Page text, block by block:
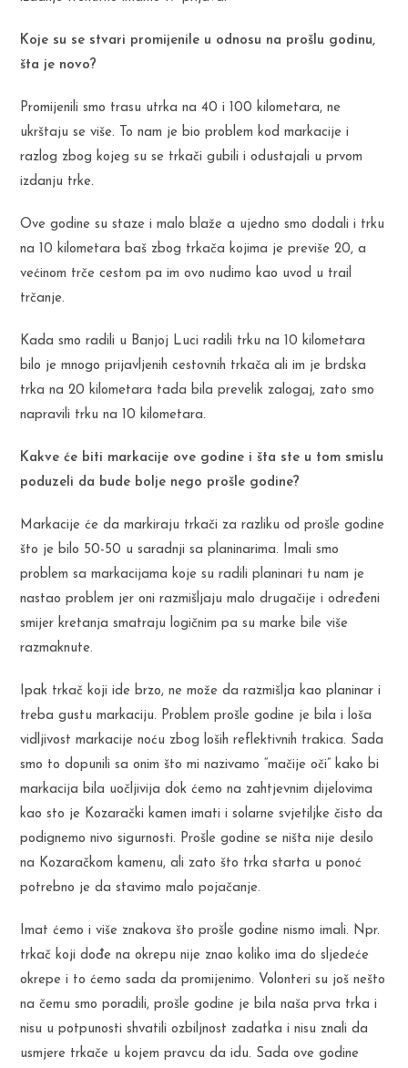
Koje su se stvari promijenile u odnosu na prošlu godinu,
šta je novo?
Promijenili smo trasu utrka na 40 i 100 kilometara, ne
ukrštaju se više. To nam je bio problem kod markacije i
razlog zbog kojeg su se trkači gubili i odustajali u prvom
izdanju trke.
Ove godine su staze i malo blaže a ujedno smo dodali i trku
na 10 kilometara baš zbog trkača kojima je previše 20, a
većinom trče cestom pa im ovo nudimo kao uvod u trail
trčanje.
Kada smo radili u Banjoj Luci radili trku na 10 kilometara
bilo je mnogo prijavljenih cestovnih trkača ali im je brdska
trka na 20 kilometara tada bila prevelik zalogaj, zato smo
napravili trku na 10 kilometara.
Kakve će biti markacije ove godine i šta ste u tom smislu
poduzeli da bude bolje nego prošle godine?
Markacije će da markiraju trkači za razliku od prošle godine
što je bilo 50-50 u saradnji sa planinarima. Imali smo
problem sa markacijama koje su radili planinari tu nam je
nastao problem jer oni razmišljaju malo drugačije i određeni
smijer kretanja smatraju logičnim pa su marke bile više
razmaknute.
Ipak trkač koji ide brzo, ne može da razmišlja kao planinar i
treba gustu markaciju. Problem prošle godine je bila i loša
vidljivost markacije noću zbog loših reflektivnih trakica. Sada
smo to dopunili sa onim što mi nazivamo “mačije oči” kako bi
markacija bila uočljivija dok ćemo na zahtjevnim dijelovima
kao sto je Kozarački kamen imati i solarne svjetiljke čisto da
podignemo nivo sigurnosti. Prošle godine se ništa nije desilo
na Kozaračkom kamenu, ali zato što trka starta u ponoć
potrebno je da stavimo malo pojačanje.
Imat ćemo i više znakova što prošle godine nismo imali. Npr.
trkač koji dođe na okrepu nije znao koliko ima do sljedeće
okrepe i to ćemo sada da promijenimo. Volonteri su još nešto
na čemu smo poradili, prošle godine je bila naša prva trka i
nisu u potpunosti shvatili ozbiljnost zadatka i nisu znali da
usmjere trkače u kojem pravcu da idu. Sada ove godine